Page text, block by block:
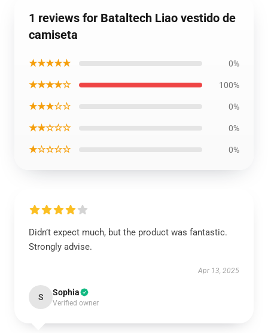
1 reviews for Bataltech Liao vestido de
camiseta
★★★★★ 0%
★★★★☆ 100%
★★★☆☆ 0%
★★☆☆☆ 0%
★☆☆☆☆ 0%
Didn’t expect much, but the product was fantastic.
Strongly advise.
Apr 13, 2025
S Sophia
Verified owner